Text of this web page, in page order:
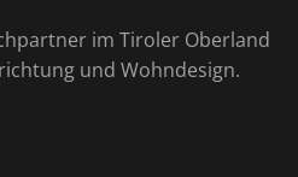
im Tiroler Oberland
und Wohndesign.